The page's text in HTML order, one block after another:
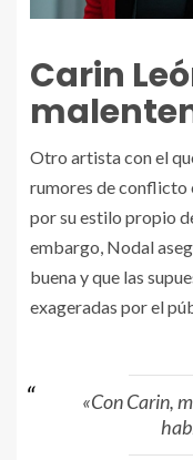
Carin
Otro artista con el
rumores de conflicto
por su estilo propio
embargo, Nodal
buena y que las
exageradas por el
«Con Carin,